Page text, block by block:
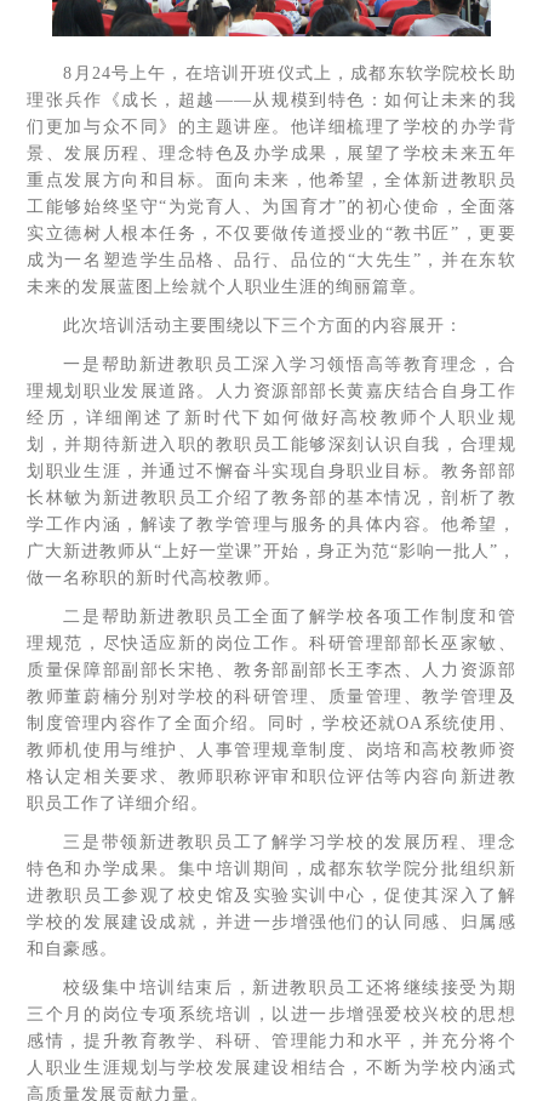
8月24号上午，在培训开班仪式上，成都东软学院校长助
理张兵作《成长，超越——从规模到特色：如何让未来的我
们更加与众不同》的主题讲座。他详细梳理了学校的办学背
景、发展历程、理念特色及办学成果，展望了学校未来五年
重点发展方向和目标。面向未来，他希望，全体新进教职员
工能够始终坚守“为党育人、为国育才”的初心使命，全面落
实立德树人根本任务，不仅要做传道授业的“教书匠”，更要
成为一名塑造学生品格、品行、品位的“大先生”，并在东软
未来的发展蓝图上绘就个人职业生涯的绚丽篇章。
此次培训活动主要围绕以下三个方面的内容展开：
一是帮助新进教职员工深入学习领悟高等教育理念，合
理规划职业发展道路。人力资源部部长黄嘉庆结合自身工作
经历，详细阐述了新时代下如何做好高校教师个人职业规
划，并期待新进入职的教职员工能够深刻认识自我，合理规
划职业生涯，并通过不懈奋斗实现自身职业目标。教务部部
长林敏为新进教职员工介绍了教务部的基本情况，剖析了教
学工作内涵，解读了教学管理与服务的具体内容。他希望，
广大新进教师从“上好一堂课”开始，身正为范“影响一批人”，
做一名称职的新时代高校教师。
二是帮助新进教职员工全面了解学校各项工作制度和管
理规范，尽快适应新的岗位工作。科研管理部部长巫家敏、
质量保障部副部长宋艳、教务部副部长王李杰、人力资源部
教师董蔚楠分别对学校的科研管理、质量管理、教学管理及
制度管理内容作了全面介绍。同时，学校还就OA系统使用、
教师机使用与维护、人事管理规章制度、岗培和高校教师资
格认定相关要求、教师职称评审和职位评估等内容向新进教
职员工作了详细介绍。
三是带领新进教职员工了解学习学校的发展历程、理念
特色和办学成果。集中培训期间，成都东软学院分批组织新
进教职员工参观了校史馆及实验实训中心，促使其深入了解
学校的发展建设成就，并进一步增强他们的认同感、归属感
和自豪感。
校级集中培训结束后，新进教职员工还将继续接受为期
三个月的岗位专项系统培训，以进一步增强爱校兴校的思想
感情，提升教育教学、科研、管理能力和水平，并充分将个
人职业生涯规划与学校发展建设相结合，不断为学校内涵式
高质量发展贡献力量。